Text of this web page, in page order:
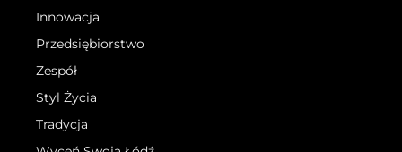
Innowacja
Przedsiębiorstwo
Zespół
Styl Życia
Tradycja